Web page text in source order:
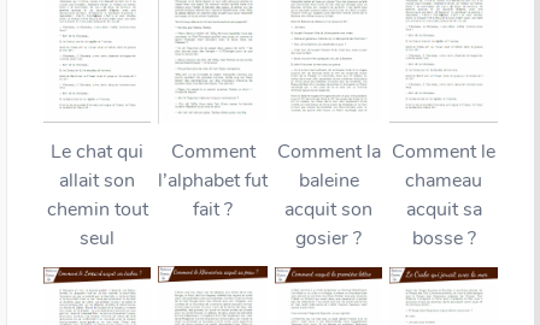
Le chat qui
allait son
chemin tout
seul
Comment
l’alphabet fut
fait ?
Comment la
baleine
acquit son
gosier ?
Comment le
chameau
acquit sa
bosse ?